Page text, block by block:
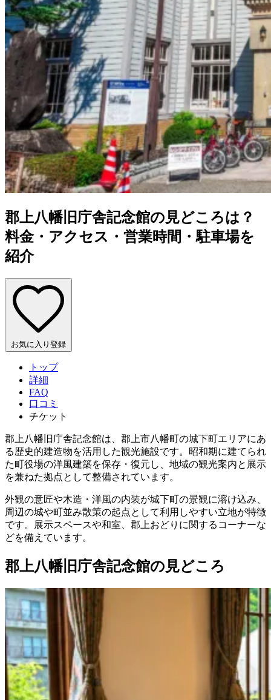
郡上八幡旧庁舎記念館の見どころは？
料金・アクセス・営業時間・駐車場を
紹介
お気に入り登録
トップ
詳細
FAQ
口コミ
チケット
郡上八幡旧庁舎記念館は、郡上市八幡町の城下町エリアにあ
る歴史的建造物を活用した観光施設です。昭和期に建てられ
た町役場の洋風建築を保存・復元し、地域の観光案内と展示
を兼ねた拠点として整備されています。
外観の意匠や木造・洋風の内装が城下町の景観に溶け込み、
周辺の城や町並み散策の起点として利用しやすい立地が特徴
です。展示スペースや和室、郡上おどりに関するコーナーな
どを備えています。
郡上八幡旧庁舎記念館の見どころ